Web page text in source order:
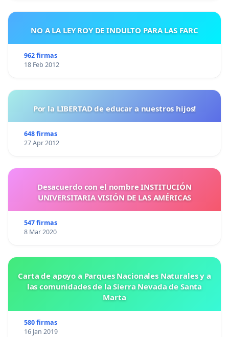
NO A LA LEY ROY DE INDULTO PARA LAS FARC
962 firmas
18 Feb 2012
Por la LIBERTAD de educar a nuestros hijos!
648 firmas
27 Apr 2012
Desacuerdo con el nombre INSTITUCIÓN
UNIVERSITARIA VISIÓN DE LAS AMÉRICAS
547 firmas
8 Mar 2020
Carta de apoyo a Parques Nacionales Naturales y a
las comunidades de la Sierra Nevada de Santa
Marta
580 firmas
16 Jan 2019